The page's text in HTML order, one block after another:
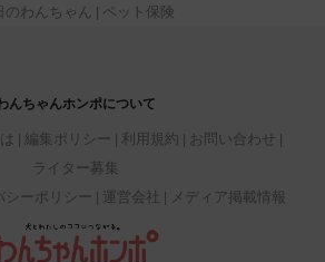
のわんちゃん ペット保険
んちゃんホンポについて
編集ポリシー 利用規約
お問い合わせ
ライター募集
シーポリシー 運営会社 メディア掲載情報